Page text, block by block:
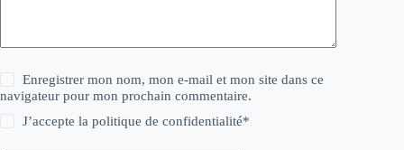
Enregistrer mon nom, mon e-mail et mon site dans ce
navigateur pour mon prochain commentaire.
J’accepte lapolitique de confidentialité*